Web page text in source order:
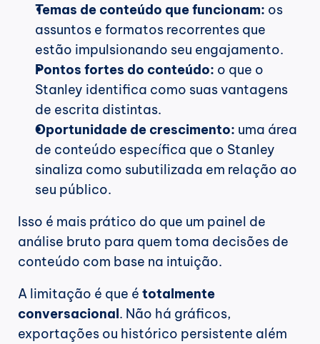
Temas de conteúdo que funcionam: os
assuntos e formatos recorrentes que
estão impulsionando seu engajamento.
Pontos fortes do conteúdo: o que o
Stanley identifica como suas vantagens
de escrita distintas.
Oportunidade de crescimento: uma área
de conteúdo específica que o Stanley
sinaliza como subutilizada em relação ao
seu público.
Isso é mais prático do que um painel de
análise bruto para quem toma decisões de
conteúdo com base na intuição.
A limitação é que é totalmente
conversacional. Não há gráficos,
exportações ou histórico persistente além